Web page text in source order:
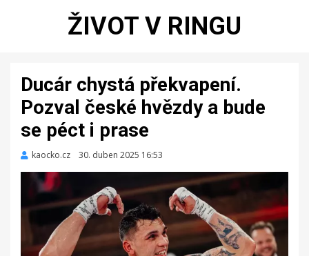
ŽIVOT V RINGU
Ducár chystá překvapení.
Pozval české hvězdy a bude
se péct i prase
kaocko.cz
Zveřejněno
30. duben 2025 16:53